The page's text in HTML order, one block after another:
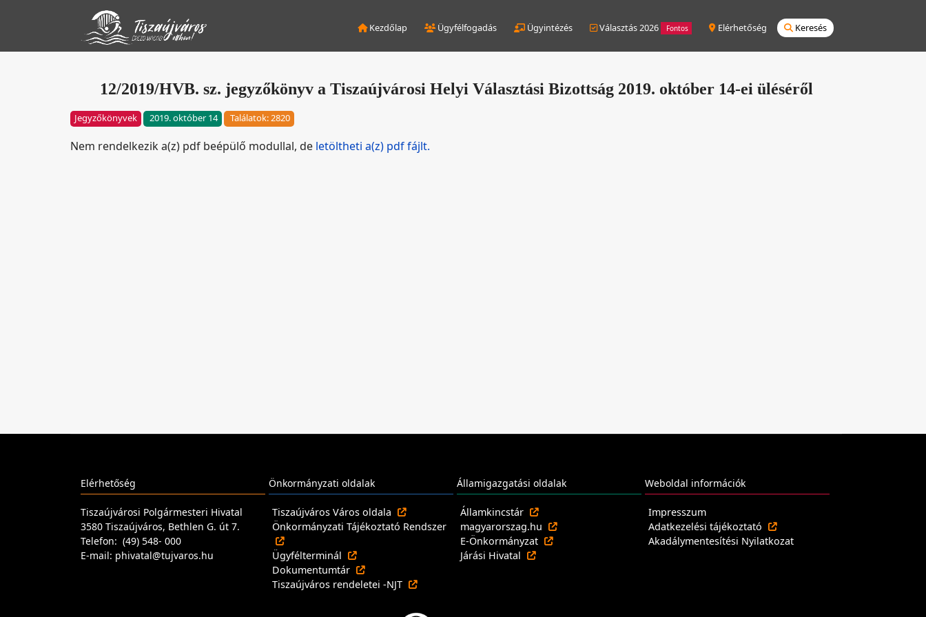
Kezdőlap Ügyfélfogadás Ügyintézés Választás 2026 Fontos Elérhetőség Keresés
12/2019/HVB. sz. jegyzőkönyv a Tiszaújvárosi Helyi Választási Bizottság 2019. október 14-ei üléséről
Jegyzőkönyvek 2019. október 14 Találatok: 2820
Nem rendelkezik a(z) pdf beépülő modullal, de letöltheti a(z) pdf fájlt.
Elérhetőség
Tiszaújvárosi Polgármesteri Hivatal
3580 Tiszaújváros, Bethlen G. út 7.
Telefon: (49) 548- 000
E-mail: phivatal@tujvaros.hu
Önkormányzati oldalak
Tiszaújváros Város oldala
Önkormányzati Tájékoztató Rendszer
Ügyfélterminál
Dokumentumtár
Tiszaújváros rendeletei -NJT
Államigazgatási oldalak
Államkincstár
magyarorszag.hu
E-Önkormányzat
Járási Hivatal
Weboldal információk
Impresszum
Adatkezelési tájékoztató
Akadálymentesítési Nyilatkozat